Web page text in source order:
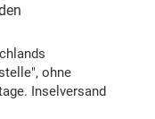
ohne
Inselversand